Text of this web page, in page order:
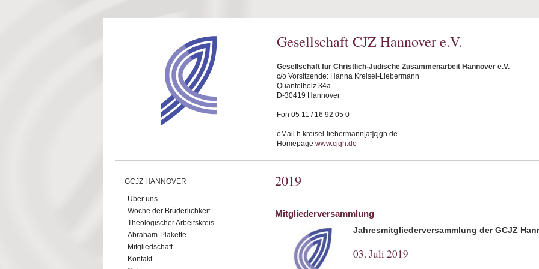
Gesellschaft CJZ Hannover e.V.
Gesellschaft für Christlich-Jüdische Zusammenarbeit Hannover e.V.
c/o Vorsitzende: Hanna Kreisel-Liebermann
Quantelholz 34a
D-30419 Hannover
Fon 05 11 / 16 92 05 0
eMail h.kreisel-liebermann[at]cjgh.de
Homepage www.cjgh.de
GCJZ HANNOVER
Über uns
Woche der Brüderlichkeit
Theologischer Arbeitskreis
Abraham-Plakette
Mitgliedschaft
Kontakt
2019
Mitgliederversammlung
Jahresmitgliederversammlung der GCJZ
03. Juli 2019